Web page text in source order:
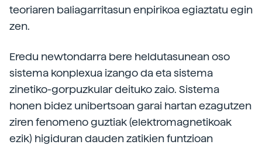
teoriaren baliagarritasun enpirikoa egiaztatu egin
zen.
Eredu newtondarra bere heldutasunean oso
sistema konplexua izango da eta sistema
zinetiko-gorpuzkular deituko zaio. Sistema
honen bidez unibertsoan garai hartan ezagutzen
ziren fenomeno guztiak (elektromagnetikoak
ezik) higiduran dauden zatikien funtzioan